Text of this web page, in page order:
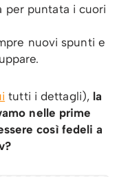
per puntata i cuori
nuovi spunti e
tutti i dettagli), la
nelle prime
così fedeli a